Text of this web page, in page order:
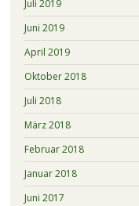
Juli 2019
Juni 2019
April 2019
Oktober 2018
Juli 2018
März 2018
Februar 2018
Januar 2018
Juni 2017